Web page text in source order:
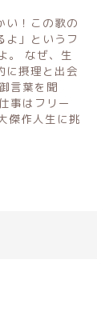
い！この歌の
よ」というフ
。 なぜ、生
に摂理と出会
言葉を聞
事はフリー
傑作人生に挑